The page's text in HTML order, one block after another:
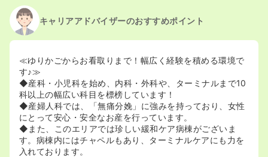
キャリアアドバイザーのおすすめポイント
≪ゆりかごからお看取りまで！幅広く経験を積める環境で
す♪≫
◆産科・小児科を始め、内科・外科や、ターミナルまで10
科以上の幅広い科目を標榜しています！
◆産婦人科では、「無痛分娩」に強みを持っており、女性
にとって安心・安全なお産を行っています。
◆また、このエリアでは珍しい緩和ケア病棟がございま
す。病棟内にはチャペルもあり、ターミナルケアにも力を
入れております。